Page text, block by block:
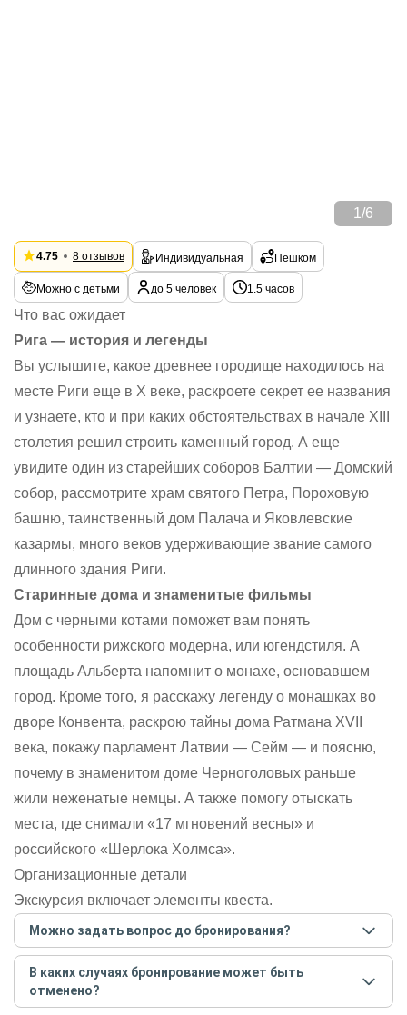
1 /6
4.75 8 отзывов Индивидуальная Пешком
Можно с детьми до 5 человек 1.5 часов
Что вас ожидает
Рига — история и легенды
Вы услышите, какое древнее городище находилось на
месте Риги еще в X веке, раскроете секрет ее названия
и узнаете, кто и при каких обстоятельствах в начале XIII
столетия решил строить каменный город. А еще
увидите один из старейших соборов Балтии — Домский
собор, рассмотрите храм святого Петра, Пороховую
башню, таинственный дом Палача и Яковлевские
казармы, много веков удерживающие звание самого
длинного здания Риги.
Старинные дома и знаменитые фильмы
Дом с черными котами поможет вам понять
особенности рижского модерна, или югендстиля. А
площадь Альберта напомнит о монахе, основавшем
город. Кроме того, я расскажу легенду о монашках во
дворе Конвента, раскрою тайны дома Ратмана XVII
века, покажу парламент Латвии — Сейм — и поясню,
почему в знаменитом доме Черноголовых раньше
жили неженатые немцы. А также помогу отыскать
места, где снимали «17 мгновений весны» и
российского «Шерлока Холмса».
Организационные детали
Экскурсия включает элементы квеста.
Можно задать вопрос до бронирования?
Достаточно перейти по ссылке «Задать вопрос» и
написать гиду. Платить при этом не нужно. Сначала
согласуйте с гидом интересующие вас вопросы и после
этого бронируйте экскурсию.Задать вопрос.
В каких случаях бронирование может быть
отменено?